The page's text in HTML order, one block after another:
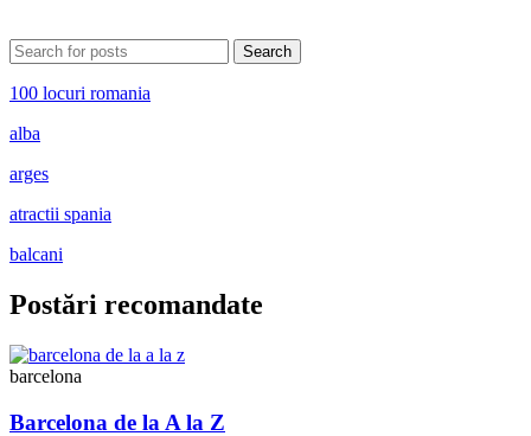
Search
100 locuri romania
alba
arges
atractii spania
balcani
Postări recomandate
barcelona
Barcelona de la A la Z